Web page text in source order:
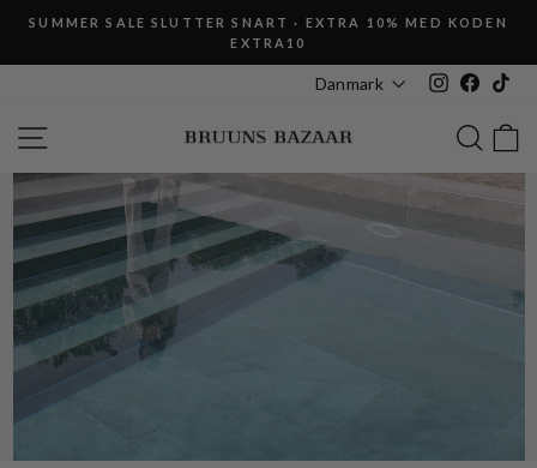
indhold
Pause
slideshow
SUMMER SALE SLUTTER SNART · EXTRA 10% MED KODEN
EXTRA10
Danmark Instagram
SIDE NAVIGATION SØG